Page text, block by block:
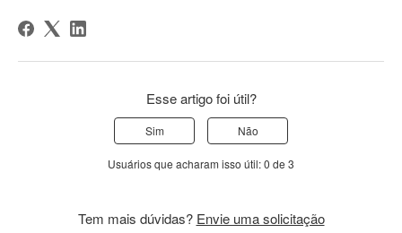
Esse artigo foi útil?
Sim Não
Usuários que acharam isso útil: 0 de 3
Tem mais dúvidas? Envie uma solicitação